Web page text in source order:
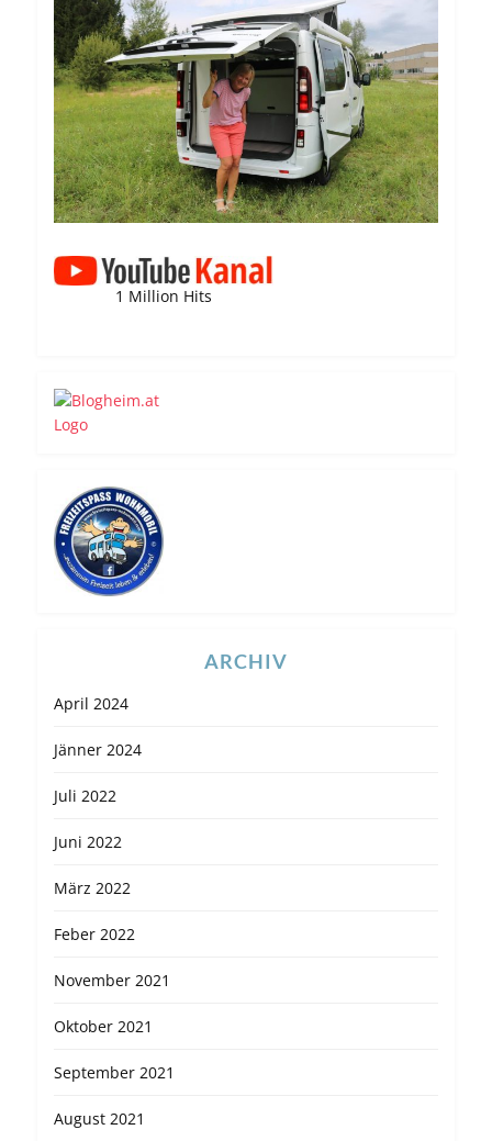
1 Million Hits
ARCHIV
April 2024
Jänner 2024
Juli 2022
Juni 2022
März 2022
Feber 2022
November 2021
Oktober 2021
September 2021
August 2021